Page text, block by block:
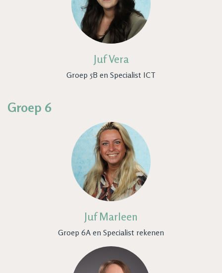
Juf Vera
Groep 5B en Specialist ICT
Groep 6
Juf Marleen
Groep 6A en Specialist rekenen